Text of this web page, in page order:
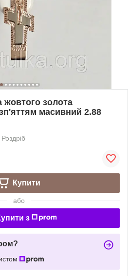
жовтого золота
масивний 2.88
Роздріб
Купити
або
з